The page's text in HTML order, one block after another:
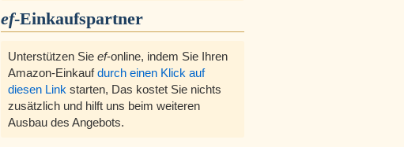
ef-Einkaufspartner
Unterstützen Sie ef-online, indem Sie Ihren
Amazon-Einkaufdurch einen Klick auf
diesen Link starten, Das kostet Sie nichts
zusätzlich und hilft uns beim weiteren
Ausbau des Angebots.